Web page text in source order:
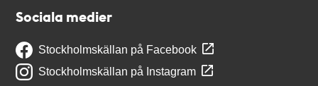
Sociala medier
Stockholmskällan på Facebook
Stockholmskällan på Instagram